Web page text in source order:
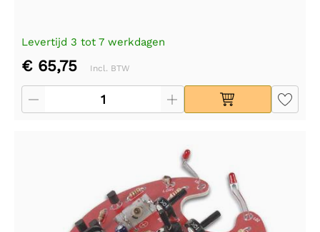
Levertijd 3 tot 7 werkdagen
€ 65,75 Incl. BTW